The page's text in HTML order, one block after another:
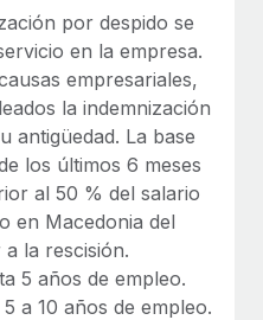
por despido se
en la empresa.
empresariales,
la indemnización
antigüedad. La base
los últimos 6 meses
al 50 % del salario
en Macedonia del
la rescisión.
5 años de empleo.
a 10 años de empleo.